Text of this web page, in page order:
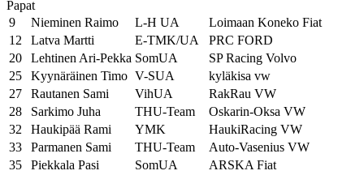
Papat
9
Nieminen Raimo L-H UA
Loimaan Koneko Fiat
12
Latva Martti E-TMK/UA
PRC FORD
20
Lehtinen Ari-Pekka SomUA
SP Racing Volvo
25
Kyynäräinen Timo V-SUA
kyläkisa vw
27
Rautanen Sami VihUA
RakRau VW
28
Sarkimo Juha THU-Team
Oskarin-Oksa VW
32
Haukipää Rami YMK
HaukiRacing VW
33
Parmanen Sami THU-Team
Auto-Vasenius VW
35
Piekkala Pasi SomUA
ARSKA Fiat